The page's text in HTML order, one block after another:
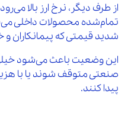
از طرف دیگر، نرخ ارز بالا
تمام‌شده محصولات داخلی
شدید قیمتی که پیمانکاران و
این وضعیت باعث می‌شود خیلی
صنعتی متوقف شوند یا با
پیدا کنند.